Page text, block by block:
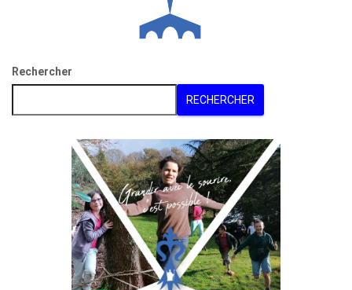
Rechercher
RECHERCHER